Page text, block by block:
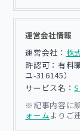
運営会社情報
運営会社： 株
許認可：有料
ユ-316145）
サービス名：
※記事内容に
ォームよりご